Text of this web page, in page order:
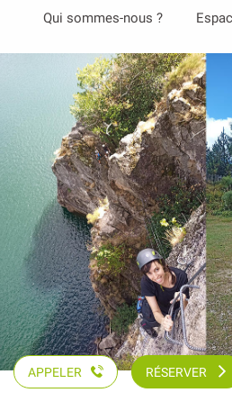
Qui sommes-nous ?
APPELER RÉSERVER